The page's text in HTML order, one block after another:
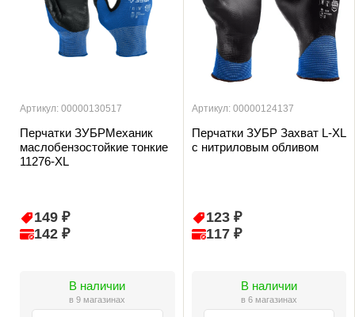
Артикул: 00000130517
Перчатки ЗУБРМеханик
маслобензостойкие тонкие
11276-XL
149 ₽
142 ₽
В наличии
в 9 магазинах
Артикул: 00000124137
Перчатки ЗУБР Захват L-XL
с нитриловым обливом
123 ₽
117 ₽
В наличии
в 6 магазинах